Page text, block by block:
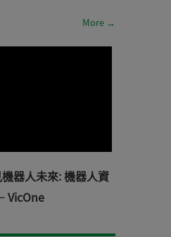
More →
器人未來: 機器人資
VicOne